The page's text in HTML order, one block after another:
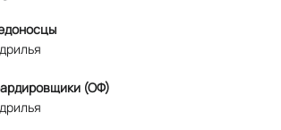
(ОФ)